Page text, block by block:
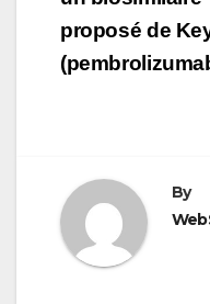
proposé de
By